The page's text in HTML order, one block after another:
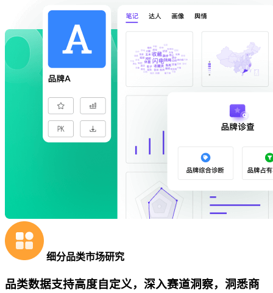
细分品类市场研究
品类数据支持高度自定义，深入赛道洞察，洞悉商